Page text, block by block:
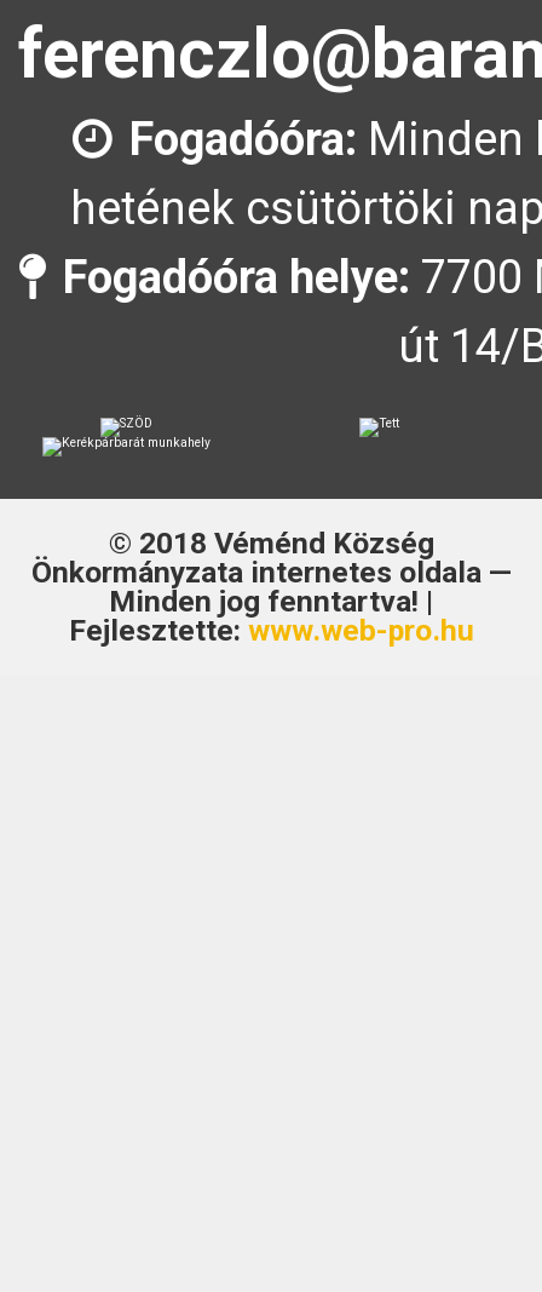
Fogadóóra: Minden
hetének csütörtöki
Fogadóóra helye: 7700
út 14/
© 2018 Véménd Község
Önkormányzatainternetes oldala —
Minden jog fenntartva! |
Fejlesztette: www.web-pro.hu